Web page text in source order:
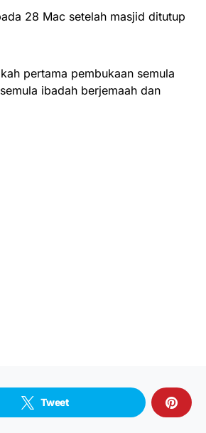
28 Mac setelah masjid ditutup
pertama pembukaan semula
ibadah berjemaah dan
Tweet